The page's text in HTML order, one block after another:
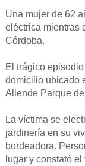
Una mujer de 62
eléctrica mientras
Córdoba.
El trágico
domicilio ubicado
Allende Parque
La víctima se
jardinería en su
bordeadora.
lugar y constató